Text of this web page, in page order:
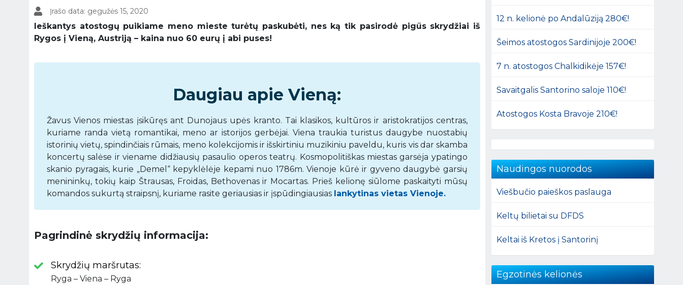
Įrašo data: gegužės 15, 2020
Ieškantys atostogų puikiame meno mieste turėtų paskubėti, nes ką tik pasirodė pigūs skrydžiai iš
Rygos į Vieną, Austriją – kaina nuo 60 eurų į abi puses!
Daugiau apie Vieną:
Žavus Vienos miestas įsikūręs ant Dunojaus upės kranto. Tai klasikos, kultūros ir aristokratijos centras,
kuriame randa vietą romantikai, meno ar istorijos gerbėjai. Viena traukia turistus daugybe nuostabių
istorinių vietų, spindinčiais rūmais, meno kolekcijomis ir išskirtiniu muzikiniu paveldu, kuris vis dar skamba
koncertų salėse ir viename didžiausių pasaulio operos teatrų. Kosmopolitiškas miestas garsėja ypatingo
skanio pyragais, kurie „Demel“ kepyklėlėje kepami nuo 1786m. Vienoje kūrė ir gyveno daugybė garsių
menininkų, tokių kaip Štrausas, Froidas, Bethovenas ir Mocartas. Prieš kelionę siūlome paskaityti mūsų
komandos sukurtą straipsnį, kuriame rasite geriausias ir įspūdingiausias lankytinas vietas Vienoje.
Pagrindinė skrydžių informacija:
Skrydžių maršrutas:
Ryga – Viena – Ryga
12 n. kelionė po Andalūziją 280€!
Šeimos atostogos Sardinijoje 200€!
7 n. atostogos Chalkidikėje 157€!
Savaitgalis Santorino saloje 110€!
Atostogos Kosta Bravoje 210€!
Naudingos nuorodos
Viešbučio paieškos paslauga
Keltų bilietai su DFDS
Keltai iš Kretos į Santorinį
Egzotinės kelionės